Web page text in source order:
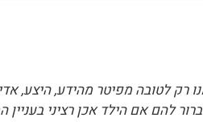
לטובה מפיטר מהידע, היצע,
להם אם הילד אכן רציני בעניין